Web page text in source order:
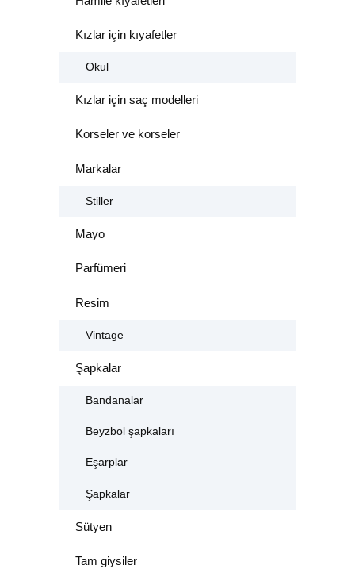
Kızlar için kıyafetler
Okul
Kızlar için saç modelleri
Korseler ve korseler
Markalar
Stiller
Mayo
Parfümeri
Resim
Vintage
Şapkalar
Bandanalar
Beyzbol şapkaları
Eşarplar
Şapkalar
Sütyen
Tam giysiler